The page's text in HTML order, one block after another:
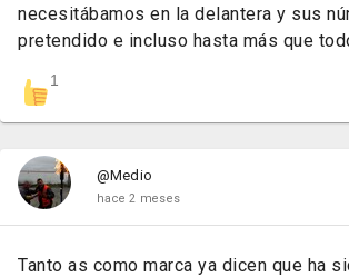
necesitábamos en la delantera y sus
pretendido e incluso hasta más que
1
@Medio
hace 2 meses
Tanto as como marca ya dicen que ha